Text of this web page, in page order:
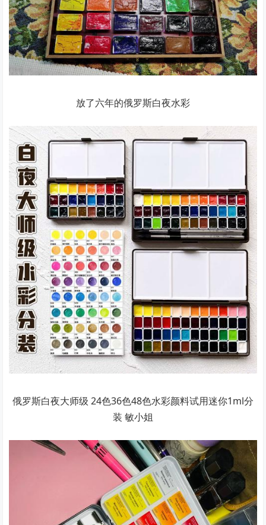
放了六年的俄罗斯白夜水彩
俄罗斯白夜大师级 24色36色48色水彩颜料试用迷你1ml分
装 敏小姐